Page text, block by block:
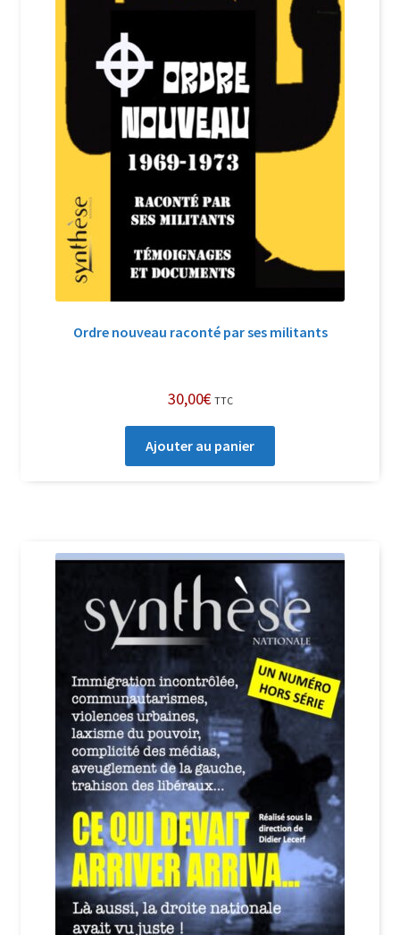
Ordre nouveau raconté par ses militants
30,00€ TTC
Ajouter au panier